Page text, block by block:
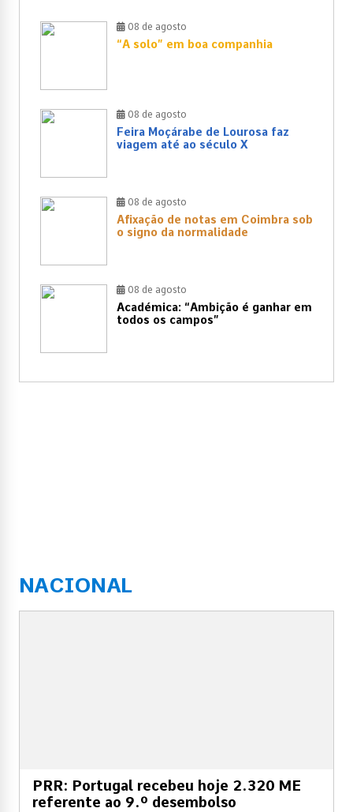
08 de agosto
“A solo” em boa companhia
08 de agosto
Feira Moçárabe de Lourosa faz
viagem até ao século X
08 de agosto
Afixação de notas em Coimbra sob
o signo da normalidade
08 de agosto
Académica: “Ambição é ganhar em
todos os campos”
NACIONAL
PRR: Portugal recebeu hoje 2.320 ME
referente ao 9.º desembolso